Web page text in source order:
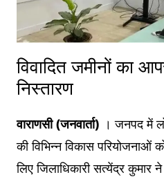
विवादित जमीनों का
निस्तारण
वाराणसी (जनवार्ता) । जनपद में
की विभिन्न विकास परियोजनाओं
लिए जिलाधिकारी सत्येंद्र कुमार